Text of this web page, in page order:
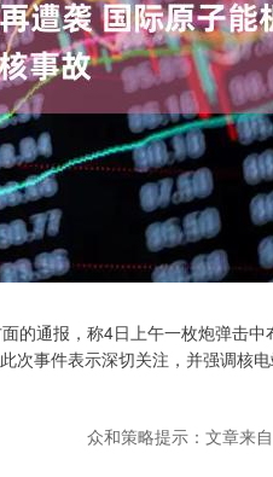
的通报，称4日上午一枚炮弹击
次事件表示深切关注，并强调核
众和策略提示：文章来